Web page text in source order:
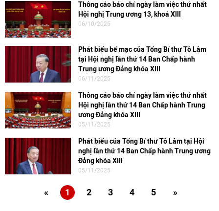
Thông cáo báo chí ngày làm việc thứ nhất
Hội nghị Trung ương 13, khoá XIII
06/10/2025
Phát biểu bế mạc của Tổng Bí thư Tô Lâm
tại Hội nghị lần thứ 14 Ban Chấp hành
Trung ương Đảng khóa XIII
06/11/2025
Thông cáo báo chí ngày làm việc thứ nhất
Hội nghị lần thứ 14 Ban Chấp hành Trung
ương Đảng khóa XIII
05/11/2025
Phát biểu của Tổng Bí thư Tô Lâm tại Hội
nghị lần thứ 14 Ban Chấp hành Trung ương
Đảng khóa XIII
05/11/2025
« 1 2 3 4 5 »